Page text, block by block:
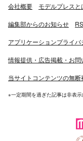
会社概要 モデルプレスと
編集部からのお知らせ
アプリケーションプライバ
情報提供・広告掲載・お問
当サイトコンテンツの無
※一定期間を過ぎた記事は非表